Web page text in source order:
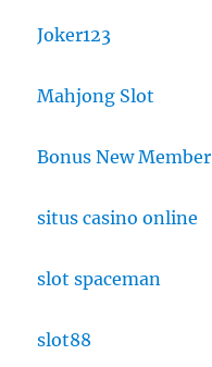
Joker123
Mahjong Slot
Bonus New Member
situs casino online
slot spaceman
slot88